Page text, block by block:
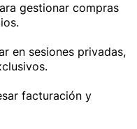
gestionar compras
en sesiones privadas,
facturación y